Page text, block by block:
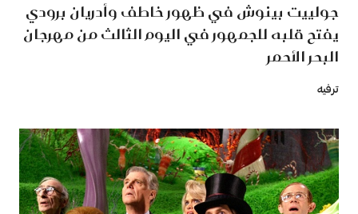
جولييت بينوش في ظهور خاطف وأدريان برودي
يفتح قلبه للجمهور في اليوم الثالث من مهرجان
البحر الأحمر
ترفيه